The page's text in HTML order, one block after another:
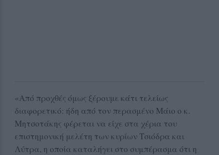
«Από προχθές όμως ξέρουμε κάτι τελείως
διαφορετικό: ήδη από τον περασμένο Μάιο ο κ.
Μητσοτάκης φέρεται να είχε στα χέρια του
επιστημονική μελέτη των κυρίων Τσιόδρα και
Λύτρα, η οποία καταλήγει στο συμπέρασμα ότι η